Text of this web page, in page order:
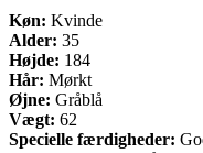
Køn: Kvinde
Alder: 35
Højde: 184
Hår: Mørkt
Øjne: Gråblå
Vægt: 62
Specielle færdigheder: